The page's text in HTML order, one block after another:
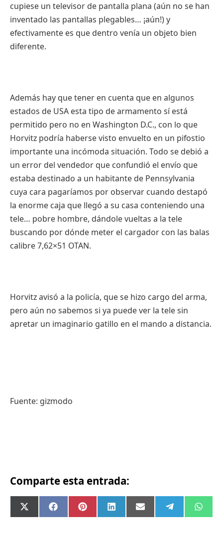
cupiese un televisor de pantalla plana (aún no se han
inventado las pantallas plegables… ¡aún!) y
efectivamente es que dentro venía un objeto bien
diferente.
Además hay que tener en cuenta que en algunos
estados de USA esta tipo de armamento sí está
permitido pero no en Washington D.C., con lo que
Horvitz podría haberse visto envuelto en un pifostio
importante una incómoda situación. Todo se debió a
un error del vendedor que confundió el envío que
estaba destinado a un habitante de Pennsylvania
cuya cara pagaríamos por observar cuando destapó
la enorme caja que llegó a su casa conteniendo una
tele… pobre hombre, dándole vueltas a la tele
buscando por dónde meter el cargador con las balas
calibre 7,62×51 OTAN.
Horvitz avisó a la policía, que se hizo cargo del arma,
pero aún no sabemos si ya puede ver la tele sin
apretar un imaginario gatillo en el mando a distancia.
Fuente: gizmodo
Comparte esta entrada:
Compartir
en
X
(Twitter)
Compartir
en
FacebookCompartir
en
PinterestCompartir
en
LinkedInCompartir
en
Email Compartir
en
Telegram
en